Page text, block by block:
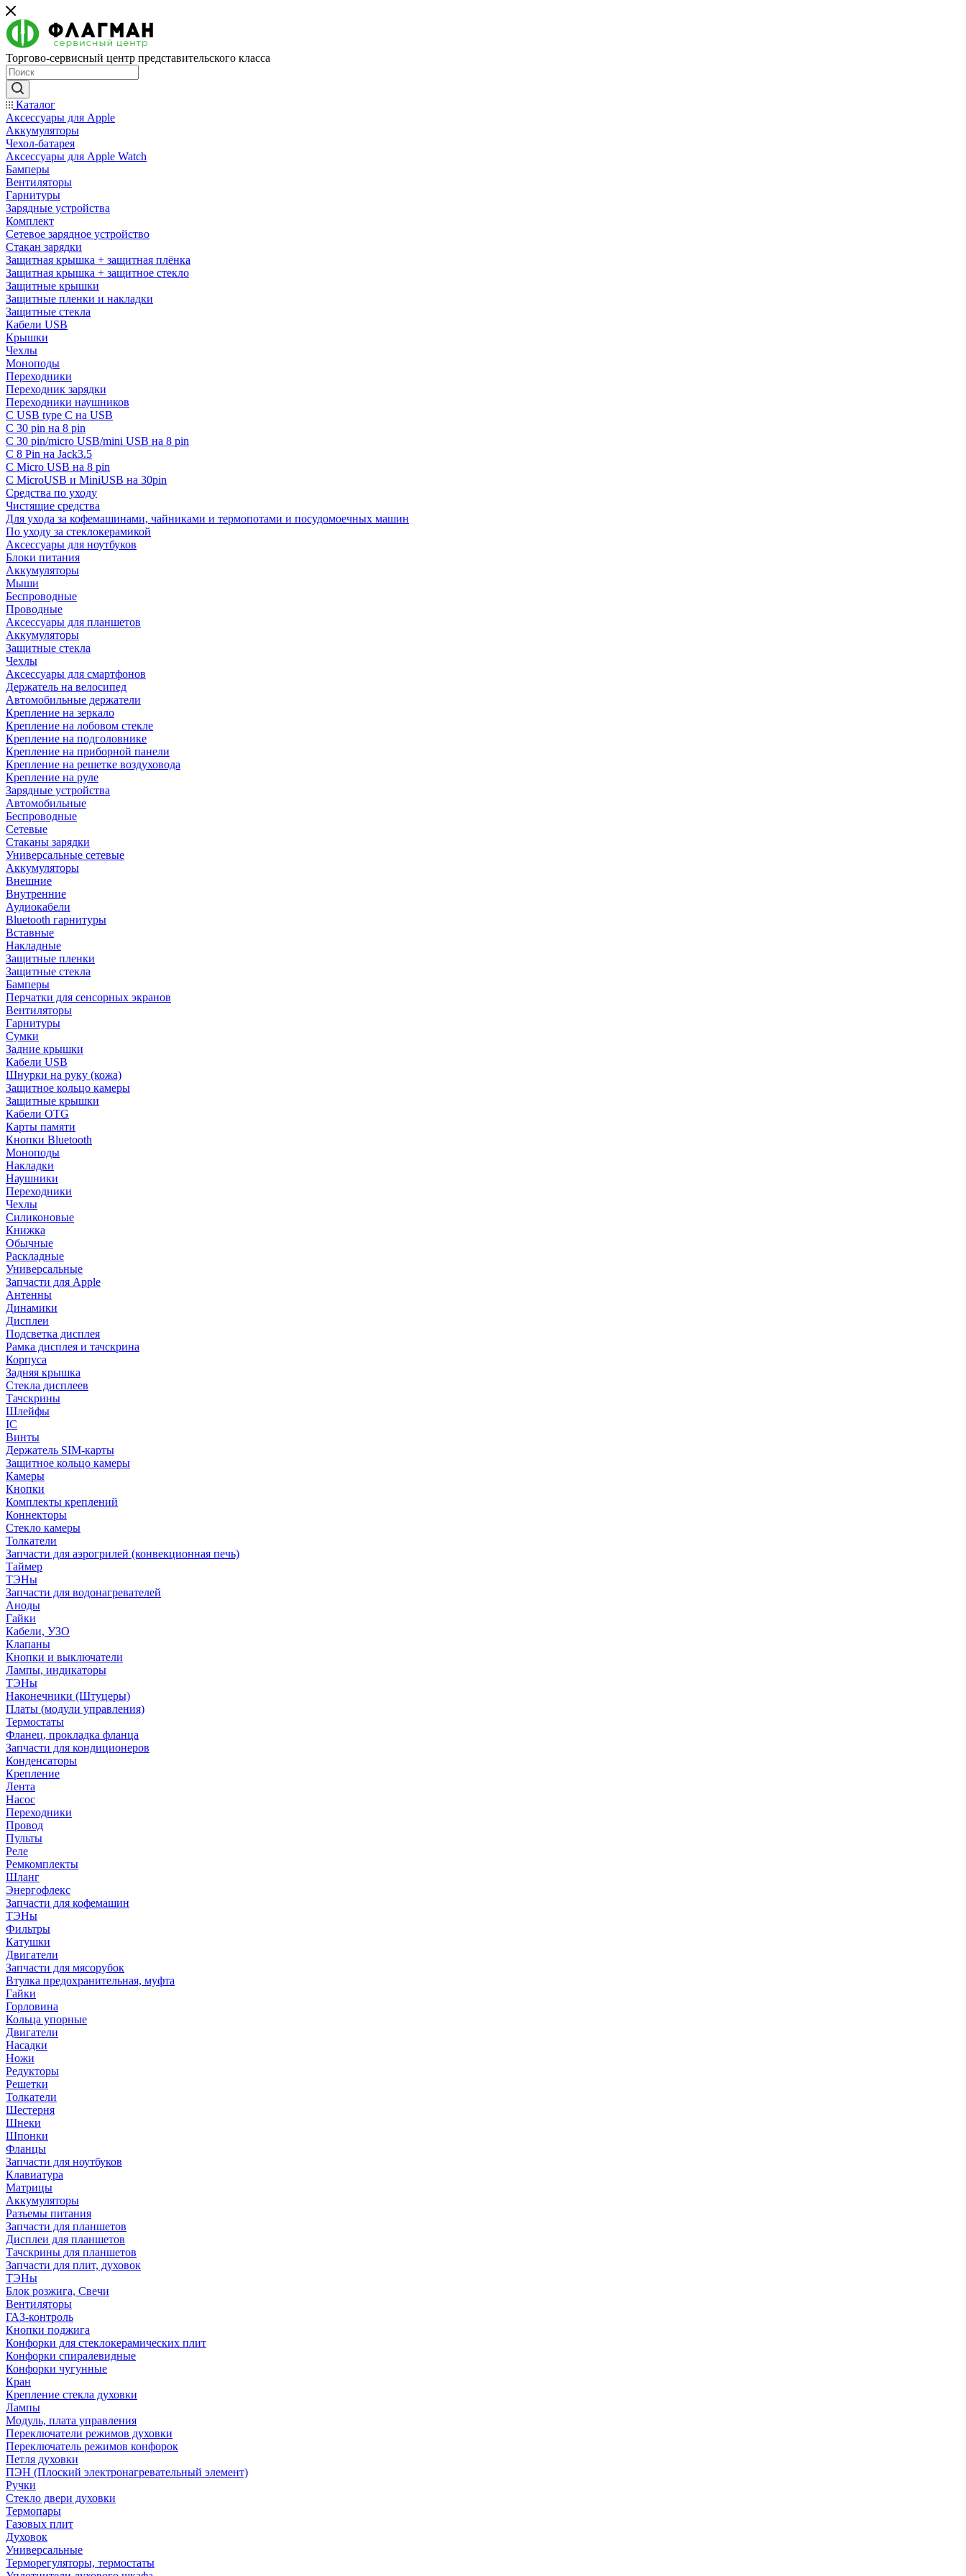
Торгово-сервисный центр представительского класса
Каталог
Аксессуары для Apple
Аккумуляторы
Чехол-батарея
Аксессуары для Apple Watch
Бамперы
Вентиляторы
Гарнитуры
Зарядные устройства
Комплект
Сетевое зарядное устройство
Стакан зарядки
Защитная крышка + защитная плёнка
Защитная крышка + защитное стекло
Защитные крышки
Защитные пленки и накладки
Защитные стекла
Кабели USB
Крышки
Чехлы
Моноподы
Переходники
Переходник зарядки
Переходники наушников
С USB type C на USB
С 30 pin на 8 pin
С 30 pin/micro USB/mini USB на 8 pin
С 8 Pin на Jack3.5
С Micro USB на 8 pin
С MicroUSB и MiniUSB на 30pin
Средства по уходу
Чистящие средства
Для ухода за кофемашинами, чайниками и термопотами и посудомоечных машин
По уходу за стеклокерамикой
Аксессуары для ноутбуков
Блоки питания
Аккумуляторы
Мыши
Беспроводные
Проводные
Аксессуары для планшетов
Аккумуляторы
Защитные стекла
Чехлы
Аксессуары для смартфонов
Держатель на велосипед
Автомобильные держатели
Крепление на зеркало
Крепление на лобовом стекле
Крепление на подголовнике
Крепление на приборной панели
Крепление на решетке воздуховода
Крепление на руле
Зарядные устройства
Автомобильные
Беспроводные
Сетевые
Стаканы зарядки
Универсальные сетевые
Аккумуляторы
Внешние
Внутренние
Аудиокабели
Bluetooth гарнитуры
Вставные
Накладные
Защитные пленки
Защитные стекла
Бамперы
Перчатки для сенсорных экранов
Вентиляторы
Гарнитуры
Сумки
Задние крышки
Кабели USB
Шнурки на руку (кожа)
Защитное кольцо камеры
Защитные крышки
Кабели OTG
Карты памяти
Кнопки Bluetooth
Моноподы
Накладки
Наушники
Переходники
Чехлы
Силиконовые
Книжка
Обычные
Раскладные
Универсальные
Запчасти для Apple
Антенны
Динамики
Дисплеи
Подсветка дисплея
Рамка дисплея и тачскрина
Корпуса
Задняя крышка
Стекла дисплеев
Тачскрины
Шлейфы
IC
Винты
Держатель SIM-карты
Защитное кольцо камеры
Камеры
Кнопки
Комплекты креплений
Коннекторы
Стекло камеры
Толкатели
Запчасти для аэрогрилей (конвекционная печь)
Таймер
ТЭНы
Запчасти для водонагревателей
Аноды
Гайки
Кабели, УЗО
Клапаны
Кнопки и выключатели
Лампы, индикаторы
ТЭНы
Наконечники (Штуцеры)
Платы (модули управления)
Термостаты
Фланец, прокладка фланца
Запчасти для кондиционеров
Конденсаторы
Крепление
Лента
Насос
Переходники
Провод
Пульты
Реле
Ремкомплекты
Шланг
Энергофлекс
Запчасти для кофемашин
ТЭНы
Фильтры
Катушки
Двигатели
Запчасти для мясорубок
Втулка предохранительная, муфта
Гайки
Горловина
Кольца упорные
Двигатели
Насадки
Ножи
Редукторы
Решетки
Толкатели
Шестерня
Шнеки
Шпонки
Фланцы
Запчасти для ноутбуков
Клавиатура
Матрицы
Аккумуляторы
Разъемы питания
Запчасти для планшетов
Дисплеи для планшетов
Тачскрины для планшетов
Запчасти для плит, духовок
ТЭНы
Блок розжига, Свечи
Вентиляторы
ГАЗ-контроль
Кнопки поджига
Конфорки для стеклокерамических плит
Конфорки спиралевидные
Конфорки чугунные
Кран
Крепление стекла духовки
Лампы
Модуль, плата управления
Переключатели режимов духовки
Переключатель режимов конфорок
Петля духовки
ПЭН (Плоский электронагревательный элемент)
Ручки
Стекло двери духовки
Термопары
Газовых плит
Духовок
Универсальные
Терморегуляторы, термостаты